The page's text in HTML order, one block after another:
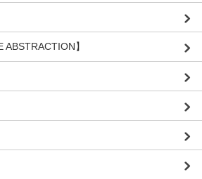
ABSTRACTION】